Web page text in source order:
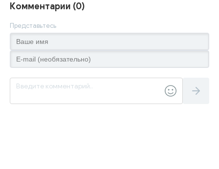
Комментарии (0)
Представьтесь